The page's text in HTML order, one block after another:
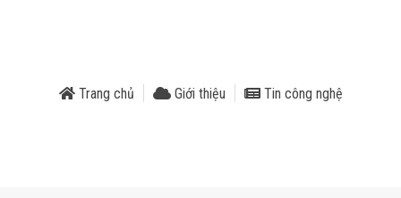
Trang chủ Giới thiệu Tin công nghệ